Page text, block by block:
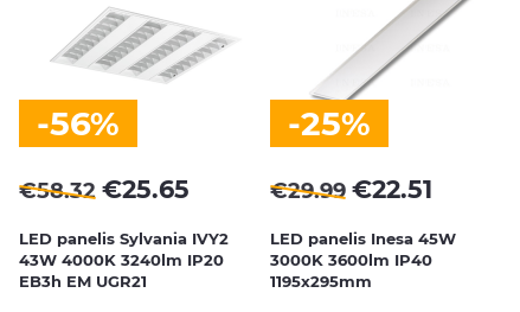
-56%
€58.32 €25.65
LED panelis Sylvania IVY2
43W 4000K 3240lm IP20
EB3h EM UGR21
-25%
€29.99 €22.51
LED panelis Inesa 45W
3000K 3600lm IP40
1195x295mm